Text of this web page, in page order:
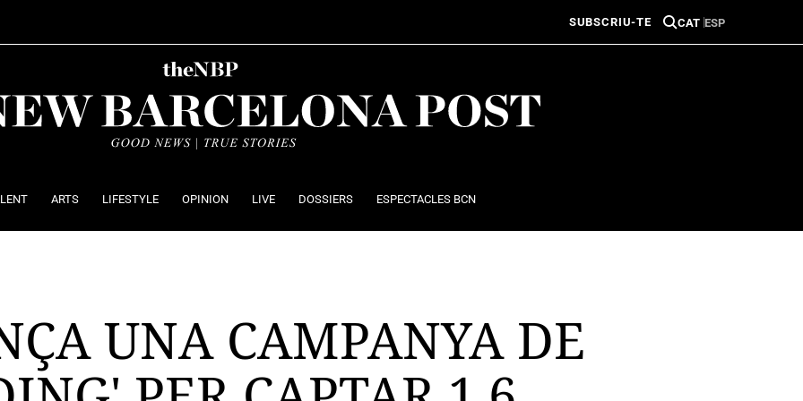
SUBSCRIU-TE CAT ESP
ARTS LIFESTYLE OPINION LIVE DOSSIERS ESPECTACLES BCN
UNA CAMPANYA DE